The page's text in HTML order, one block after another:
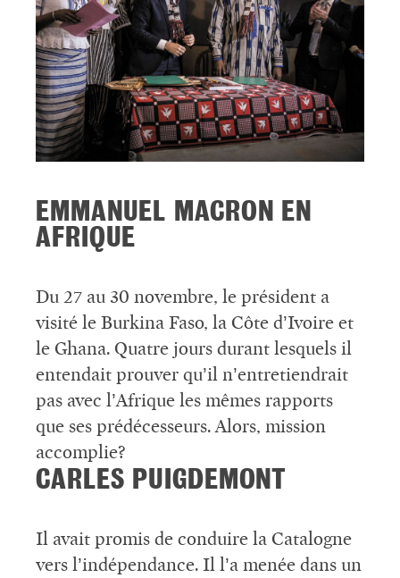
EMMANUEL MACRON EN
AFRIQUE
Du 27 au 30 novembre, le président a
visité le Burkina Faso, la Côte d’Ivoire et
le Ghana. Quatre jours durant lesquels il
entendait prouver qu’il n’entretiendrait
pas avec l’Afrique les mêmes rapports
que ses prédécesseurs. Alors, mission
accomplie?
CARLES PUIGDEMONT
Il avait promis de conduire la Catalogne
vers l’indépendance. Il l’a menée dans un